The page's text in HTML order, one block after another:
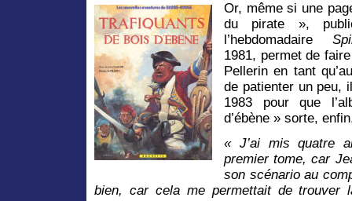
Or, même si une
du pirate »,
l’hebdomadaire
1981, permet de
Pellerin en tant
de patienter un peu,
1983 pour que
d’ébène » sorte,
« J’ai mis quatre
premier tome, car
son scénario au
bien, car cela me permettait de trouver